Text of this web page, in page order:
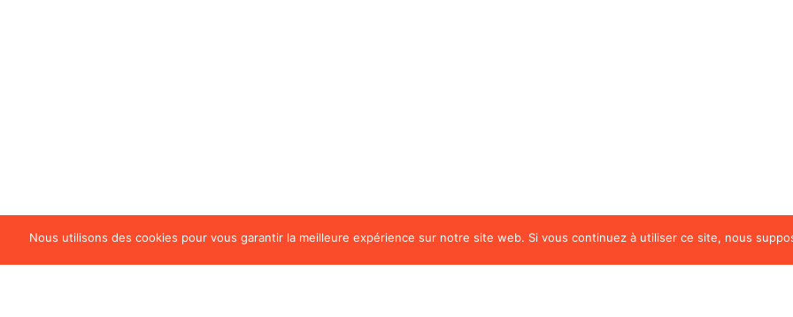
Nous utilisons des cookies pour vous garantir la meilleure expérience sur notre site web. Si vous continuez à utiliser ce site, nous